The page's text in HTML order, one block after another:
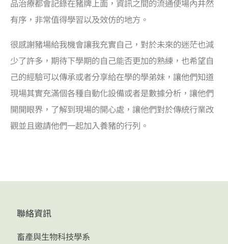
品治療都會記錄在豬牌上面，資訊之間的流通使場內井然
有序，非常值得學習以及效仿的地方。
很感謝豬場給我機會讓我充實自己，對於未來的迷茫也減
少了許多，期待下學期的自己能否更加的熟練，也希望自
己的經驗可以傳承或者分享給在學的學弟妹，讓他們知道
現場其實充滿個各種自動化設備或者是數據分析，讓他們
開開眼界，了解到現場的開心處，讓他們對於傳統行業改
觀並且邀請他們一起加入養豬的行列。
聯絡資訊
畜產與生物科技學系